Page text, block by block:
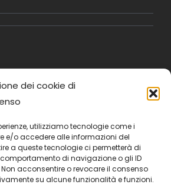
dei cookie di
utilizziamo tecnologie come i
e/o accedere alle informazioni del
a queste tecnologie ci permetterà di
di navigazione o gli ID
acconsentire o revocare il consenso
su alcune funzionalità e funzioni.